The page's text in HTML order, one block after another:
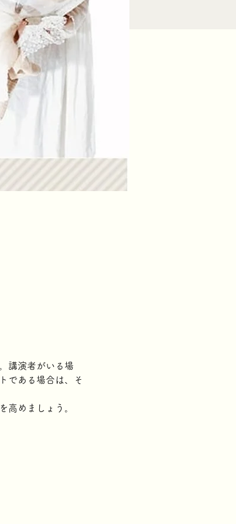
講演者がいる場
である場合は、そ
高めましょう。